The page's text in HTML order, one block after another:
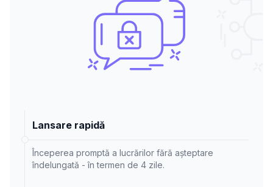
Lansare rapidă
Începerea promptă a lucrărilor fără așteptare
îndelungată - în termen de 4 zile.